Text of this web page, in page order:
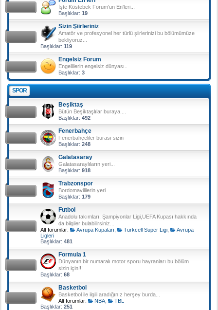
İşte Köstebek Forum'un En'leri...
Başlıklar: 19
Sizin Şiirleriniz
Amatör ve profesyonel her türlü şiirlerinizi bu bölümümüze
bekliyoruz...
Başlıklar: 119
Engelsiz Forum
Engellilerin engelsiz dünyası..
Başlıklar: 3
SPOR
Beşiktaş
Bütün Beşiktaşlılar buraya....
Başlıklar: 492
Fenerbahçe
Fenerbahçeliler burası sizin
Başlıklar: 248
Galatasaray
Galatasaraylıların yeri...
Başlıklar: 918
Trabzonspor
Bordomavililerin yeri...
Başlıklar: 179
Futbol
Anadolu takımları, Şampiyonlar Ligi,UEFA Kupası hakkında
da bilgiler bulabilirsiniz...
Alt forumlar:
Avrupa Kupaları Turkcell Süper Ligi,
Avrupa
Ligleri
Başlıklar: 481
Formula 1
Dünyanın bir numaralı motor sporu hayranları bu bölüm
sizin için!!!
Başlıklar: 68
Basketbol
Basketbol ile ilgili aradığınız herşey burda...
Alt forumlar:
NBA,
TBL
Başlıklar: 251